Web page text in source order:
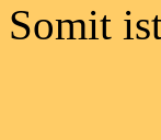
Somit